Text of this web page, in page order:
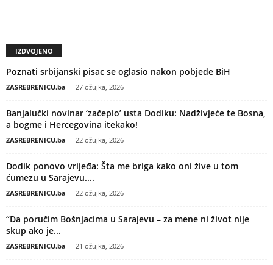
IZDVOJENO
Poznati srbijanski pisac se oglasio nakon pobjede BiH
ZASREBRENICU.ba - 27 ožujka, 2026
Banjalučki novinar ‘začepio’ usta Dodiku: Nadživjeće te Bosna,
a bogme i Hercegovina itekako!
ZASREBRENICU.ba - 22 ožujka, 2026
Dodik ponovo vrijeđa: Šta me briga kako oni žive u tom
ćumezu u Sarajevu....
ZASREBRENICU.ba - 22 ožujka, 2026
“Da poručim Bošnjacima u Sarajevu – za mene ni život nije
skup ako je...
ZASREBRENICU.ba - 21 ožujka, 2026